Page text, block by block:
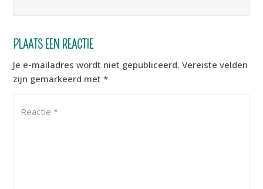
PLAATS EEN REACTIE
Je e-mailadres wordt niet gepubliceerd. Vereiste velden
zijn gemarkeerd met*